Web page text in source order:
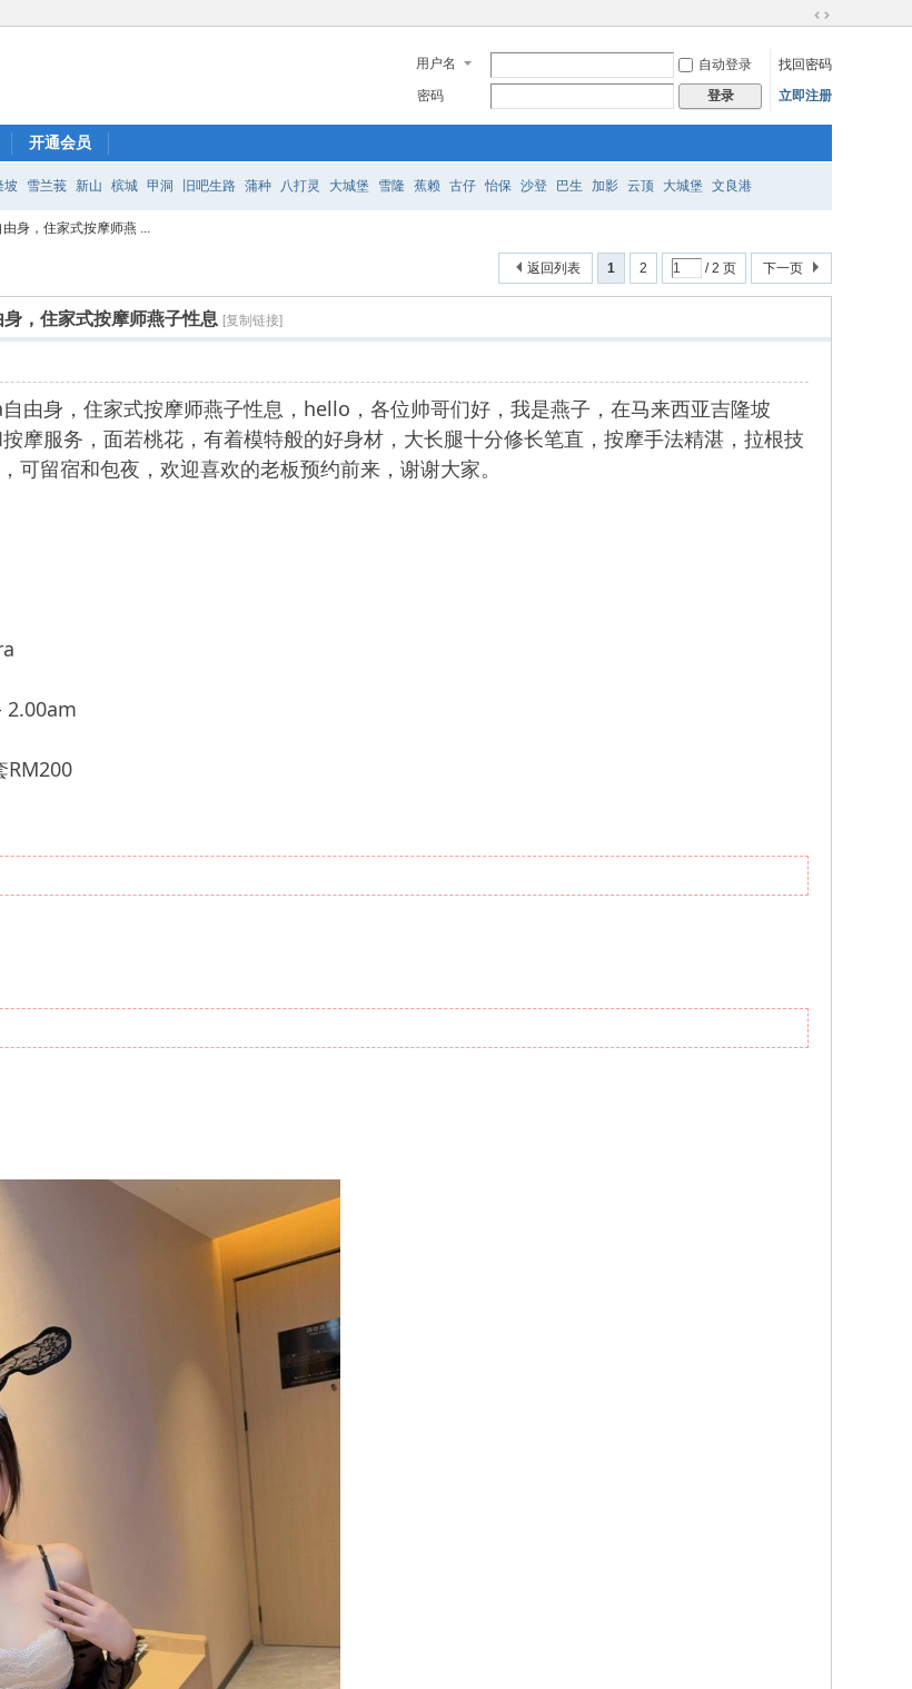
换
到
宽
用户名 自动登录
找回密码
密码
登录 立即注册
开通会员
坡 雪兰莪 新山 槟城 甲洞 旧吧生路 蒲种 八打灵 大城堡 雪隆 蕉赖 古仔 怡保 沙登 巴生 加影 云顶 大城堡 文良港
身，住家式按摩师燕 ...
1 2 / 2 页 下一页
返回列表
，住家式按摩师燕子性息 [复制链接]
由身，住家式按摩师燕子性息，hello，各位帅哥们好，我是燕子，在马来西亚吉隆坡
摩服务，面若桃花，有着模特般的好身材，大长腿十分修长笔直，按摩手法精湛，拉根技
可留宿和包夜，欢迎喜欢的老板预约前来，谢谢大家。
2.00am
RM200